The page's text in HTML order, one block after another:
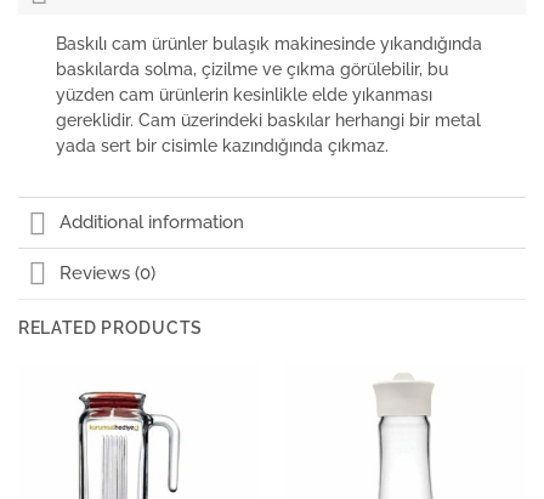
Baskılı cam ürünler bulaşık makinesinde yıkandığında
baskılarda solma, çizilme ve çıkma görülebilir, bu
yüzden cam ürünlerin kesinlikle elde yıkanması
gereklidir. Cam üzerindeki baskılar herhangi bir metal
yada sert bir cisimle kazındığında çıkmaz.
Additional information
Reviews (0)
RELATED PRODUCTS